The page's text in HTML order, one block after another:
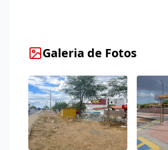
Galeria de Fotos